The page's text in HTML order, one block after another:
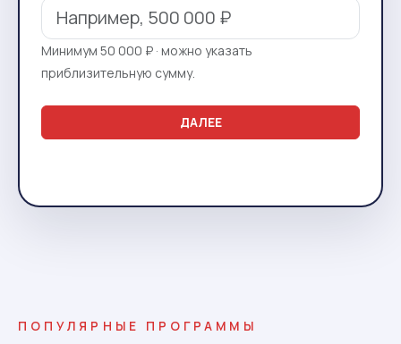
Минимум 50 000 ₽ · можно указать
приблизительную сумму.
ДАЛЕЕ
ПОПУЛЯРНЫЕ ПРОГРАММЫ